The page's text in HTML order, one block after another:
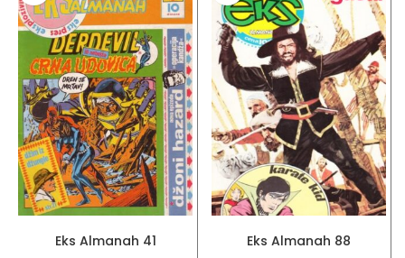
Eks Almanah 41 Eks Almanah 88